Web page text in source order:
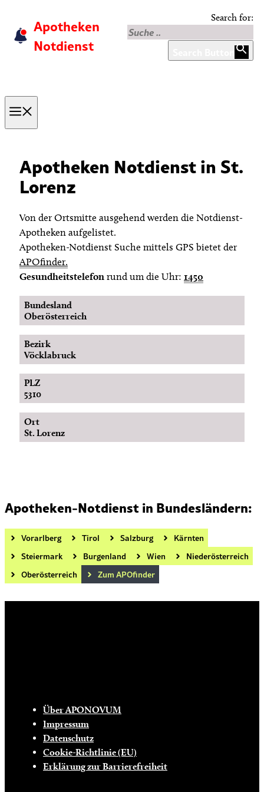
content
Apotheken
Notdienst
Search for:
Apotheken Notdienst in St.
Lorenz
Von der Ortsmitte ausgehend werden die Notdienst-
Apotheken aufgelistet.
Apotheken-Notdienst Suche mittels GPS bietet der
APOfinder.
Gesundheitstelefon rund um die Uhr: 1450
Bundesland
Oberösterreich
Bezirk
Vöcklabruck
PLZ
5310
Ort
St. Lorenz
Apotheken-Notdienst in Bundesländern:
Vorarlberg Tirol Salzburg
Kärnten
Steiermark
Burgenland Wien
Niederösterreich
Oberösterreich
Zum APOfinder
Über APONOVUM
Impressum
Datenschutz
Cookie-Richtlinie (EU)
Erklärung zur Barrierefreiheit